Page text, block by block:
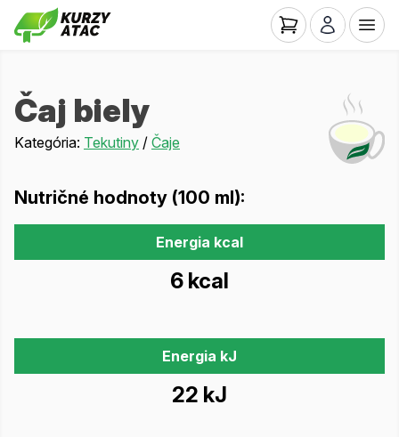
Čaj biely
Kategória: Tekutiny / Čaje
Nutričné hodnoty (100 ml):
Energia kcal
6 kcal
Energia kJ
22 kJ